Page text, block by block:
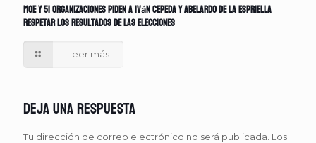
MOE y 51 organizaciones piden a Iván Cepeda y Abelardo de la Espriella
respetar los resultados de las elecciones
Leer más
Deja una respuesta
Tu dirección de correo electrónico no será publicada. Los